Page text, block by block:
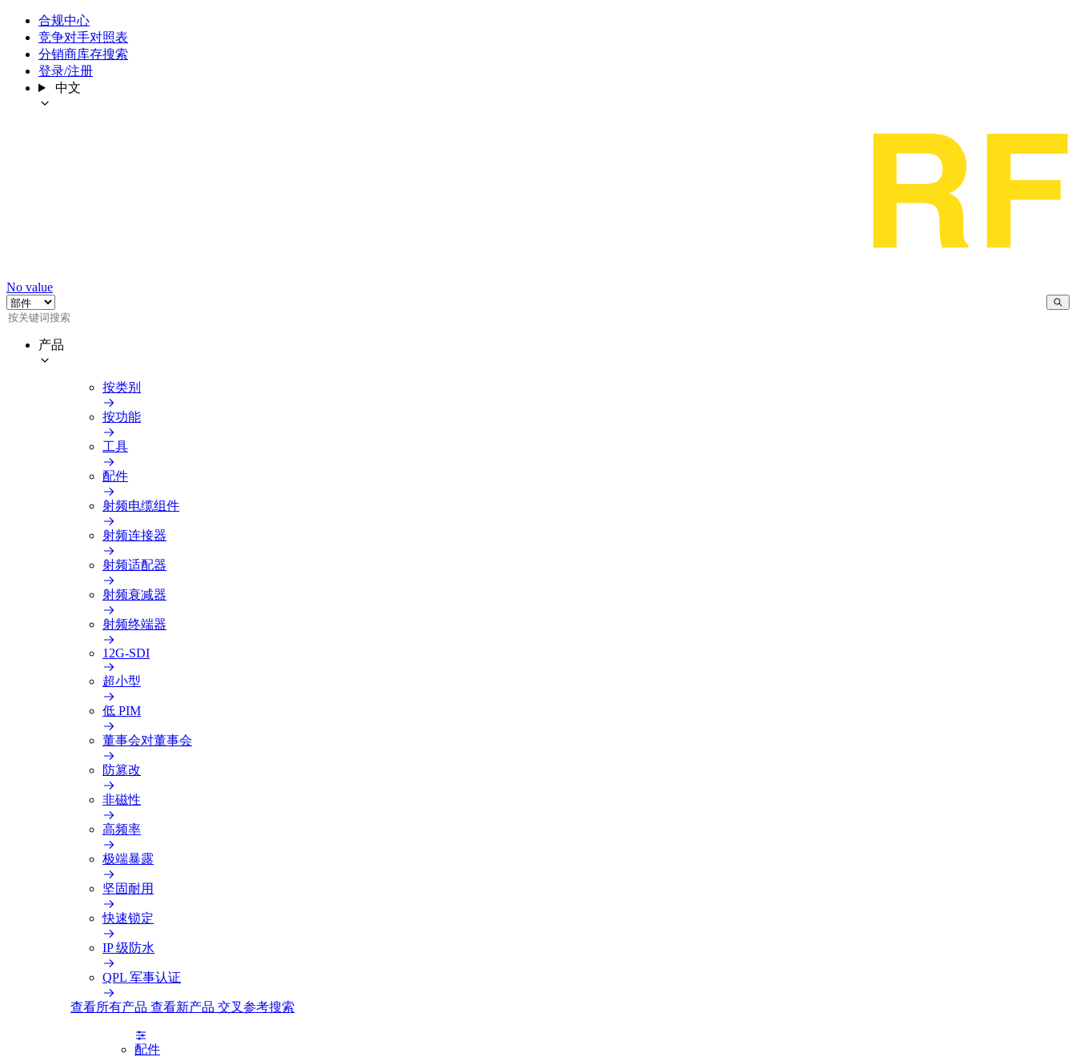
合规中心
竞争对手对照表
分销商库存搜索
登录/注册
中文
No value
产品
按类别
按功能
工具
配件
射频电缆组件
射频连接器
射频适配器
射频衰减器
射频终端器
12G-SDI
超小型
低 PIM
董事会对董事会
防篡改
非磁性
高频率
极端暴露
坚固耐用
快速锁定
IP 级防水
QPL 军事认证
查看所有产品 查看新产品 交叉参考搜索
配件